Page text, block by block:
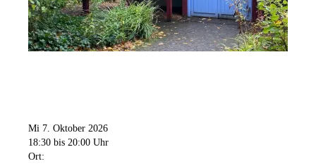
Mi 7. Oktober 2026
18:30 bis 20:00 Uhr
Ort: